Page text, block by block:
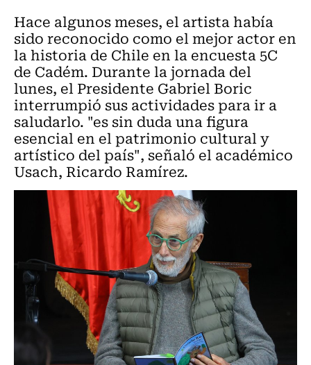
Hace algunos meses, el artista había
sido reconocido como el mejor actor en
la historia de Chile en la encuesta 5C
de Cadém. Durante la jornada del
lunes, el Presidente Gabriel Boric
interrumpió sus actividades para ir a
saludarlo. "es sin duda una figura
esencial en el patrimonio cultural y
artístico del país", señaló el académico
Usach, Ricardo Ramírez.